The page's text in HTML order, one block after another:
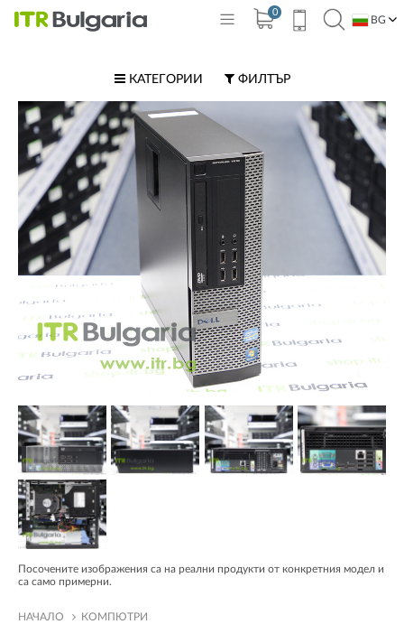
0
BG
КАТЕГОРИИ ФИЛТЪР
Посочените изображения са на реални продукти от конкретния модел и
са само примерни.
НАЧАЛО КОМПЮТРИ